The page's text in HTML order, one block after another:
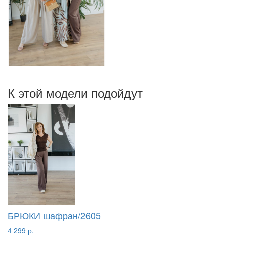
К этой модели подойдут
БРЮКИ шафран/2605
4 299 р.